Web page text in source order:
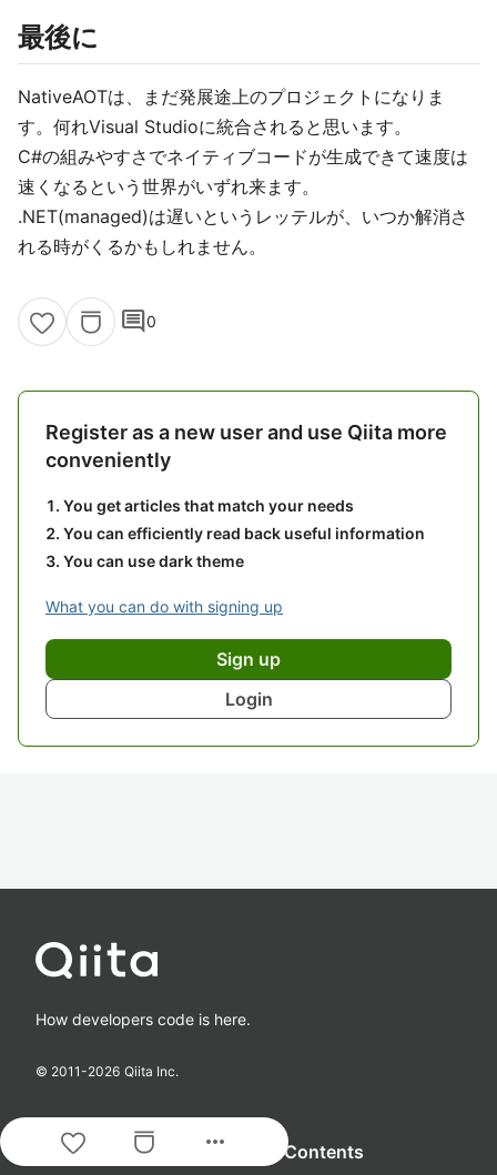
最後に
NativeAOTは、まだ発展途上のプロジェクトになりま
す。何れVisual Studioに統合されると思います。
C#の組みやすさでネイティブコードが生成できて速度は
速くなるという世界がいずれ来ます。
.NET(managed)は遅いというレッテルが、いつか解消さ
れる時がくるかもしれません。
comment0
Register as a new user and use Qiita more
conveniently
You get articles that match your needs
You can efficiently read back useful information
You can use dark theme
What you can do with signing up
Sign up
Login
more_horiz
How developers code is here.
© 2011-2026 Qiita Inc.
Guide & Help Contents